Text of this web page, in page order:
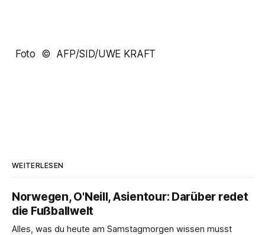
Foto © AFP/SID/UWE KRAFT
WEITERLESEN
Norwegen, O'Neill, Asientour: Darüber redet
die Fußballwelt
Alles, was du heute am Samstagmorgen wissen musst